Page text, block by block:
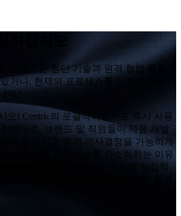
금 새로운 첨단 기술과 원격 협업 툴을
거나, 현재의 프로세스를 디지털 방식으
까?
오! Centric의 포괄적이면서도 즉시 사용
트웨어로, 브랜드 및 직원들이 제품 개발
력을 높이고 원격 의사결정을 가능하게
활용하여 프로세스를 간소화하는 이유
동하는 글로벌 시장에서 수익에 직접적